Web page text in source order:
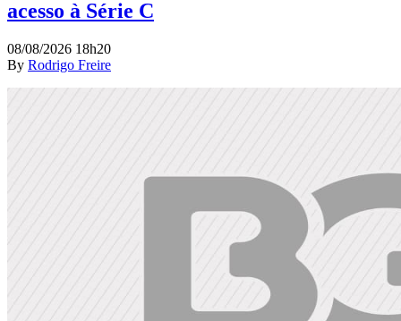
acesso à Série C
08/08/2026 18h20
By Rodrigo Freire